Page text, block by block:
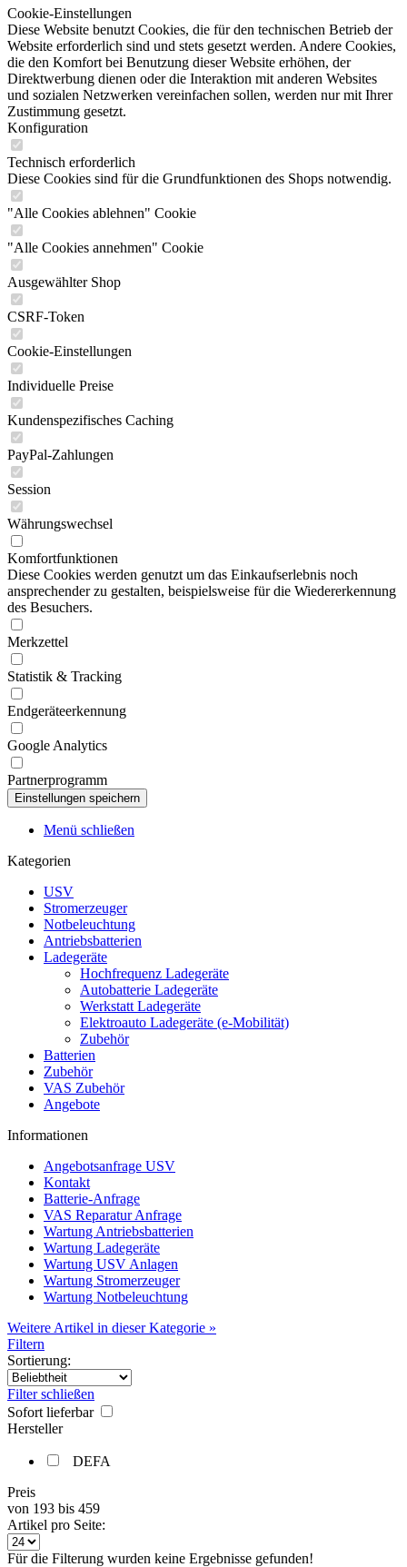
Cookie-Einstellungen
Diese Website benutzt Cookies, die für den technischen Betrieb der
Website erforderlich sind und stets gesetzt werden. Andere Cookies,
die den Komfort bei Benutzung dieser Website erhöhen, der
Direktwerbung dienen oder die Interaktion mit anderen Websites
und sozialen Netzwerken vereinfachen sollen, werden nur mit Ihrer
Zustimmung gesetzt.
Konfiguration
Technisch erforderlich
Diese Cookies sind für die Grundfunktionen des Shops notwendig.
"Alle Cookies ablehnen" Cookie
"Alle Cookies annehmen" Cookie
Ausgewählter Shop
CSRF-Token
Cookie-Einstellungen
Individuelle Preise
Kundenspezifisches Caching
PayPal-Zahlungen
Session
Währungswechsel
Komfortfunktionen
Diese Cookies werden genutzt um das Einkaufserlebnis noch
ansprechender zu gestalten, beispielsweise für die Wiedererkennung
des Besuchers.
Merkzettel
Statistik & Tracking
Endgeräteerkennung
Google Analytics
Partnerprogramm
Menü schließen
Kategorien
USV
Stromerzeuger
Notbeleuchtung
Antriebsbatterien
Ladegeräte
Hochfrequenz Ladegeräte
Autobatterie Ladegeräte
Werkstatt Ladegeräte
Elektroauto Ladegeräte (e-Mobilität)
Zubehör
Batterien
Zubehör
VAS Zubehör
Angebote
Informationen
Angebotsanfrage USV
Kontakt
Batterie-Anfrage
VAS Reparatur Anfrage
Wartung Antriebsbatterien
Wartung Ladegeräte
Wartung USV Anlagen
Wartung Stromerzeuger
Wartung Notbeleuchtung
Weitere Artikel in dieser Kategorie »
Filtern
Sortierung:
Filter schließen
Sofort lieferbar
Hersteller
DEFA
Preis
von 193 bis 459
Artikel pro Seite:
Für die Filterung wurden keine Ergebnisse gefunden!